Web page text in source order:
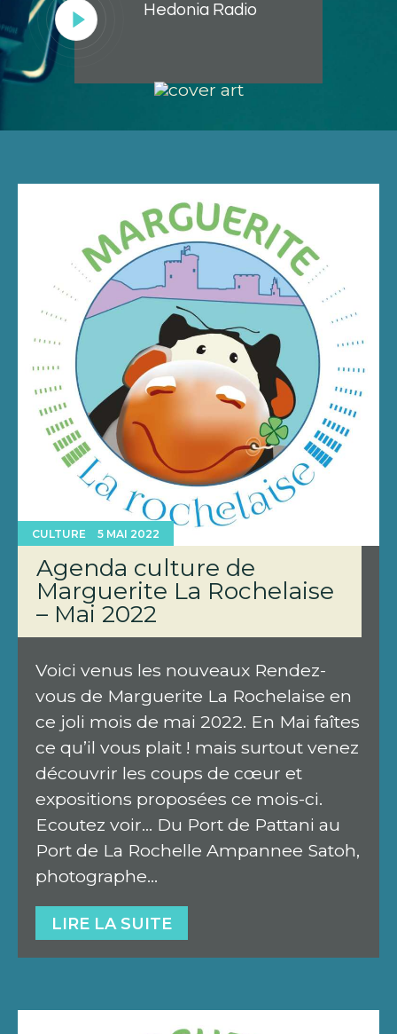
Hedonia Radio
CULTURE 5 MAI 2022
Agenda culture de
Marguerite La Rochelaise
– Mai 2022
Voici venus les nouveaux Rendez-
vous de Marguerite La Rochelaise en
ce joli mois de mai 2022. En Mai faîtes
ce qu’il vous plait ! mais surtout venez
découvrir les coups de cœur et
expositions proposées ce mois-ci.
Ecoutez voir… Du Port de Pattani au
Port de La Rochelle Ampannee Satoh,
photographe…
LIRE LA SUITE